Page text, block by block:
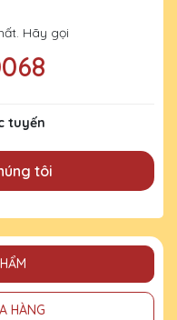
Hãy gọi
tuyến
tôi
HÀNG